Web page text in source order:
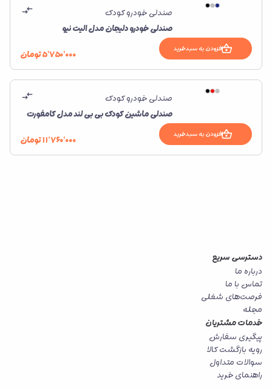
صندلی خودرو کودک
صندلی خودرو دلیجان مدل الیت نیو
افزودن به سبدخرید ۵٬۷۵۰٬۰۰۰تومان
صندلی خودرو کودک
صندلی ماشین کودک بی بی لند مدل کامفورت
افزودن به سبدخرید ۱۱٬۷۶۰٬۰۰۰تومان
دسترسی سریع
درباره ما
تماس با ما
فرصت‌های شغلی
مجله
خدمات مشتریان
پیگیری سفارش
رویه بازگشت کالا
سوالات متداول
راهنمای خرید